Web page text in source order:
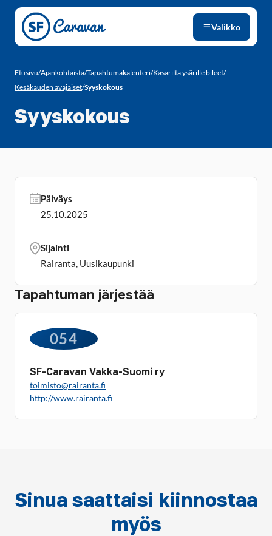
Siirry sivun sisältöön
Valikko
Etusivu/Ajankohtaista/Tapahtumakalenteri/Kasarilta ysärille bileet/
Kesäkauden avajaiset/Syyskokous
Syyskokous
Tapahtuman järjestää
054
SF-Caravan Vakka-Suomi ry
toimisto@rairanta.fi
http://www.rairanta.fi
Päiväys
25.10.2025
Sijainti
Rairanta, Uusikaupunki
Sinua saattaisi kiinnostaa
myös